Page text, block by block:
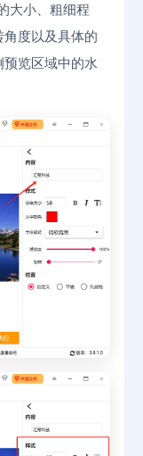
大小、粗细程
度以及具体的
览区域中的水